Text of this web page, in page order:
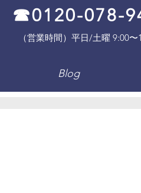
☎0120-078-
（営業時間）平日/土曜 9:00〜
Blog